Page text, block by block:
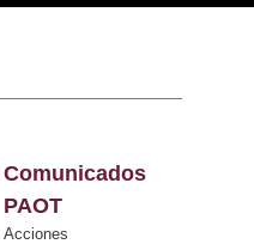
Comunicados
PAOT
Acciones